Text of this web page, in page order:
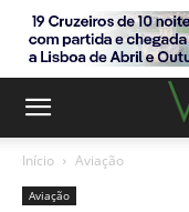
Início Aviação
Aviação